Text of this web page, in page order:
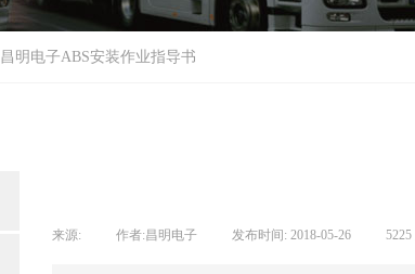
昌明电子ABS安装作业指导书
来源: 作者:昌明电子 发布时间: 2018-05-26 5225